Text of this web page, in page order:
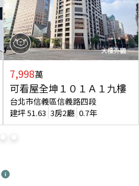
7,998萬
可看屋全坤１０１Ａ１九樓
台北市信義區信義路四段
建坪51.63 3房2廳 0.7年